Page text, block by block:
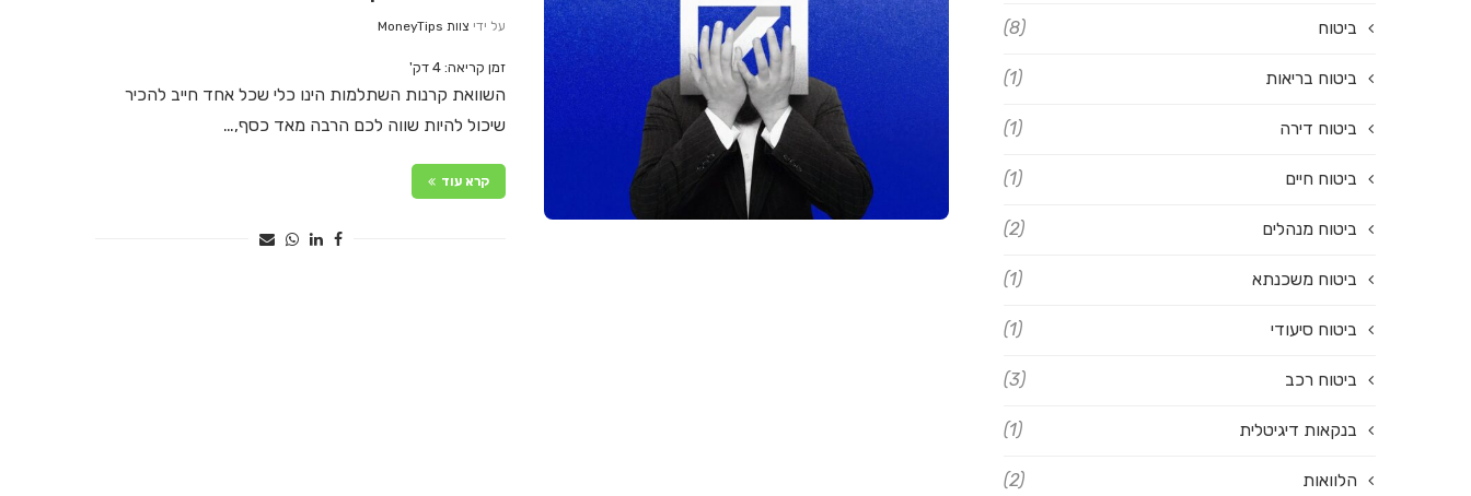
על ידי צוות MoneyTips
זמן קריאה: 4 דק'
השוואת קרנות השתלמות הינו כלי שכל אחד חייב להכיר
שיכול להיות שווה לכם הרבה מאד כסף,…
קרא עוד
ביטוח (8)
ביטוח בריאות (1)
ביטוח דירה (1)
ביטוח חיים (1)
ביטוח מנהלים (2)
ביטוח משכנתא (1)
ביטוח סיעודי (1)
ביטוח רכב (3)
בנקאות דיגיטלית (1)
הלוואות (2)